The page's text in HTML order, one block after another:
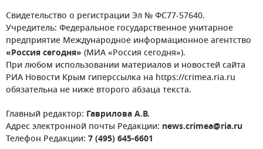
Свидетельство о регистрации Эл № ФС77-57640.
Учредитель: Федеральное государственное унитарное
предприятие Международное информационное агентство
«Россия сегодня» (МИА «Россия сегодня»).
При любом использовании материалов и новостей сайта
РИА Новости Крым гиперссылка на https://crimea.ria.ru
обязательна не ниже второго абзаца текста.
Главный редактор: Гаврилова А.В.
Адрес электронной почты Редакции: news.crimea@ria.ru
Телефон Редакции: 7 (495) 645-6601